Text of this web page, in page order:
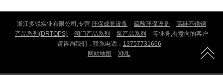
浙江多锐实业有限公司,专营 环保成套设备 硫酸环保设备
高硅不锈钢
产品系列(DRTOPS)
阀门产品系列 泵产品系列
等业务,有意向的客户
请咨询我们，联系电话： 13757731666
网站地图
XML